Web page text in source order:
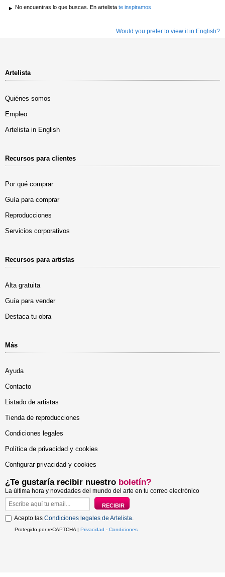
No encuentras lo que buscas. En artelista te inspiramos
Would you prefer to view it in English?
Artelista
Quiénes somos
Empleo
Artelista in English
Recursos para clientes
Por qué comprar
Guía para comprar
Reproducciones
Servicios corporativos
Recursos para artistas
Alta gratuita
Guía para vender
Destaca tu obra
Más
Ayuda
Contacto
Listado de artistas
Tienda de reproducciones
Condiciones legales
Política de privacidad y cookies
Configurar privacidad y cookies
¿Te gustaría recibir nuestro boletín?
La última hora y novedades del mundo del arte en tu correo electrónico
Acepto las Condiciones legales de Artelista.
Protegido por reCAPTCHA | Privacidad - Condiciones